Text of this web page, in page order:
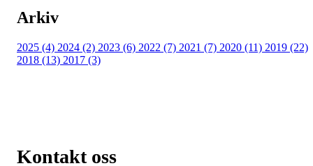
Arkiv
2025 (4) 2024 (2) 2023 (6) 2022 (7) 2021 (7) 2020 (11) 2019 (22)
2018 (13) 2017 (3)
Kontakt oss